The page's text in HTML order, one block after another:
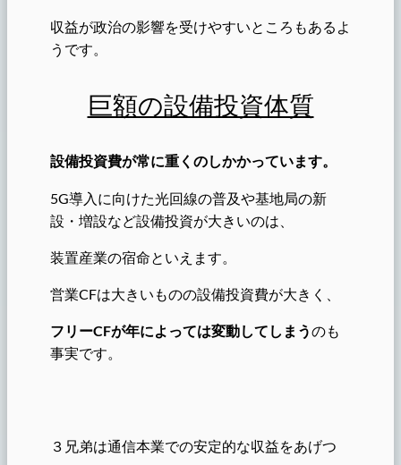
収益が政治の影響を受けやすいところもあるよ
うです。
巨額の設備投資体質
設備投資費が常に重くのしかかっています。
5G導入に向けた光回線の普及や基地局の新
設・増設など設備投資が大きいのは、
装置産業の宿命といえます。
営業CFは大きいものの設備投資費が大きく、
フリーCFが年によっては変動してしまうのも
事実です。
３兄弟は通信本業での安定的な収益をあげつ